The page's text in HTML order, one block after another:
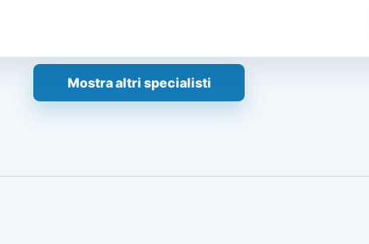
Mostra altri specialisti